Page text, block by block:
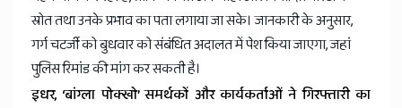
स्रोत तथा उनके प्रभाव का पता लगाया जा सके। जानकारी के अनुसार,
गर्ग चटर्जी को बुधवार को संबंधित अदालत में पेश किया जाएगा, जहां
पुलिस रिमांड की मांग कर सकती है।
इधर, ‘बांग्ला पोक्खो’ समर्थकों और कार्यकर्ताओं ने गिरफ्तारी का